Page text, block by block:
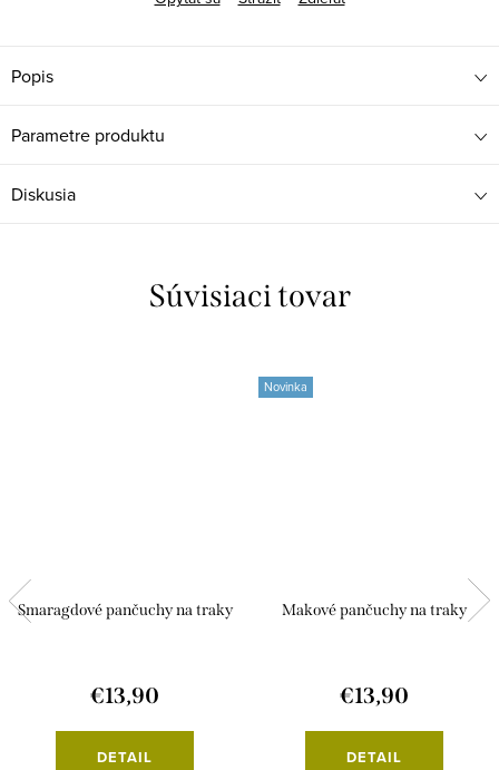
Popis
Parametre produktu
Diskusia
Súvisiaci tovar
Smaragdové pančuchy na traky
€13,90
DETAIL
Novinka
Makové pančuchy na traky
€13,90
DETAIL